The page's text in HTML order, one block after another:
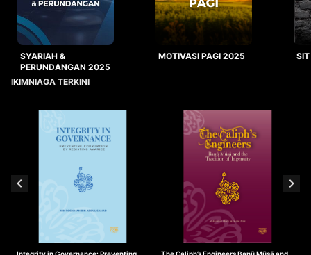
SYARIAH &
PERUNDANGAN 2025
MOTIVASI PAGI 2025
IKIMNIAGA TERKINI